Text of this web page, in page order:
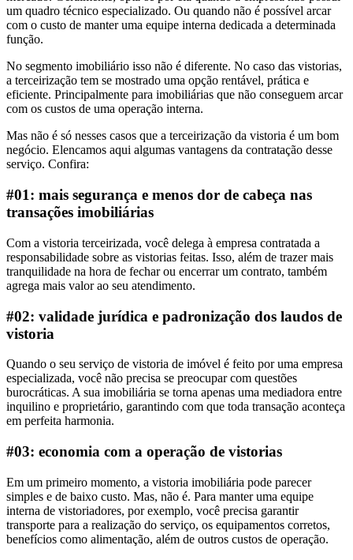
um quadro técnico especializado. Ou quando não é possível arcar
com o custo de manter uma equipe interna dedicada a determinada
função.
No segmento imobiliário isso não é diferente. No caso das vistorias,
a terceirização tem se mostrado uma opção rentável, prática e
eficiente. Principalmente para imobiliárias que não conseguem arcar
com os custos de uma operação interna.
Mas não é só nesses casos que a terceirização da vistoria é um bom
negócio. Elencamos aqui algumas vantagens da contratação desse
serviço. Confira:
#01: mais segurança e menos dor de cabeça nas
transações imobiliárias
Com a vistoria terceirizada, você delega à empresa contratada a
responsabilidade sobre as vistorias feitas. Isso, além de trazer mais
tranquilidade na hora de fechar ou encerrar um contrato, também
agrega mais valor ao seu atendimento.
#02: validade jurídica e padronização dos laudos de
vistoria
Quando o seu serviço de vistoria de imóvel é feito por uma empresa
especializada, você não precisa se preocupar com questões
burocráticas. A sua imobiliária se torna apenas uma mediadora entre
inquilino e proprietário, garantindo com que toda transação aconteça
em perfeita harmonia.
#03: economia com a operação de vistorias
Em um primeiro momento, a vistoria imobiliária pode parecer
simples e de baixo custo. Mas, não é. Para manter uma equipe
interna de vistoriadores, por exemplo, você precisa garantir
transporte para a realização do serviço, os equipamentos corretos,
benefícios como alimentação, além de outros custos de operação.